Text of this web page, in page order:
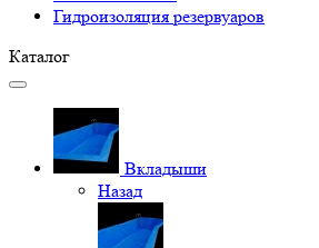
Гидроизоляция резервуаров
Каталог
Вкладыши
Назад